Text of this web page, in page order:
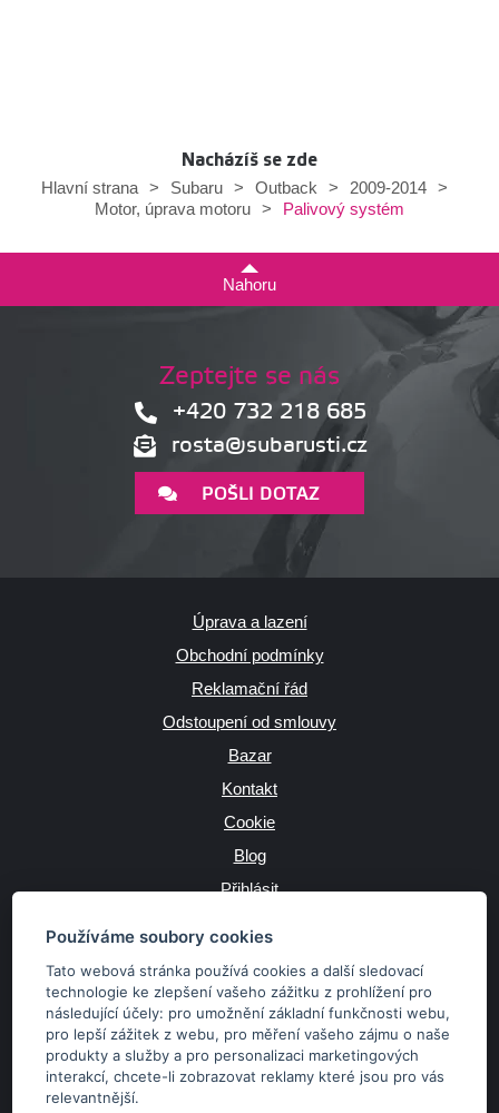
Používáme soubory cookies
Tato webová stránka používá cookies a další sledovací
technologie ke zlepšení vašeho zážitku z prohlížení pro
následující účely: pro umožnění základní funkčnosti webu,
pro lepší zážitek z webu, pro měření vašeho zájmu o naše
produkty a služby a pro personalizaci marketingových
interakcí,chcete-li zobrazovat reklamy které jsou pro vás
relevantnější.
Nacházíš se zde
Hlavní strana
> Subaru > Outback > 2009-2014
>
Motor, úprava motoru > Palivový systém
Nahoru
Zeptejte se nás
+420 732 218 685
rosta@subarusti.cz
POŠLI DOTAZ
Úprava a lazení
Obchodní podmínky
Reklamační řád
Odstoupení od smlouvy
Bazar
Kontakt
Cookie
Blog
Přihlásit
JAZYK